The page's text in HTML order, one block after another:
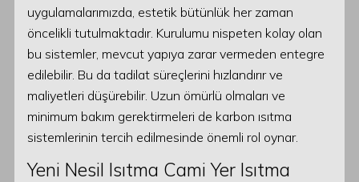
uygulamalarımızda, estetik bütünlük her zaman
öncelikli tutulmaktadır. Kurulumu nispeten kolay olan
bu sistemler, mevcut yapıya zarar vermeden entegre
edilebilir. Bu da tadilat süreçlerini hızlandırır ve
maliyetleri düşürebilir. Uzun ömürlü olmaları ve
minimum bakım gerektirmeleri de karbon ısıtma
sistemlerinin tercih edilmesinde önemli rol oynar.
Yeni Nesil Isıtma Cami Yer Isıtma